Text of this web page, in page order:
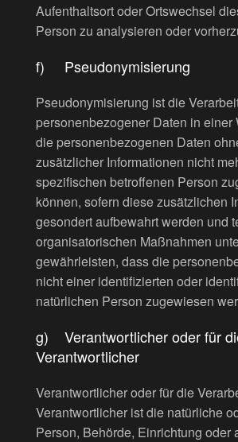
Aufenthaltsort oder Ortswechsel
Person zu analysieren oder
f) Pseudonymisierung
Pseudonymisierung ist die
personenbezogener Daten in einer
die personenbezogenen Daten
zusätzlicher Informationen nicht
spezifischen betroffenen Person
können, sofern diese zusätzlichen
gesondert aufbewahrt werden und
organisatorischen Maßnahmen
gewährleisten, dass die
nicht einer identifizierten oder
natürlichen Person zugewiesen
g) Verantwortlicher oder für
Verantwortlicher
Verantwortlicher oder für die
Verantwortlicher ist die natürliche
Person, Behörde, Einrichtung oder